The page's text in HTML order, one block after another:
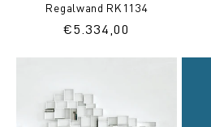
Regalwand RK1134
Normaler
€5.334,00